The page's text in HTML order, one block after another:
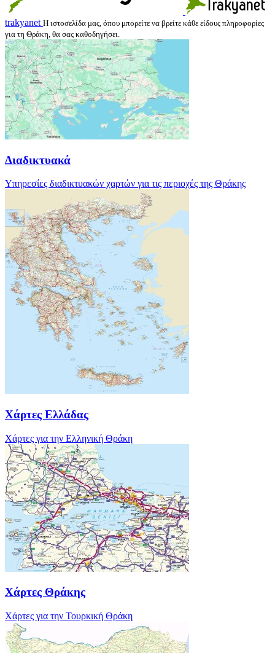
trakyanet Η ιστοσελίδα μας, όπου μπορείτε να βρείτε κάθε είδους πληροφορίες
για τη Θράκη, θα σας καθοδηγήσει.
Διαδικτυακά
Υπηρεσίες διαδικτυακών χαρτών για τις περιοχές της Θράκης
Χάρτες Ελλάδας
Χάρτες για την Ελληνική Θράκη
Χάρτες Θράκης
Χάρτες για την Τουρκική Θράκη